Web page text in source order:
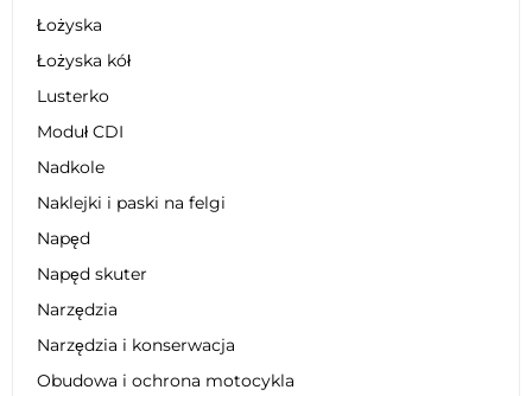
Łożyska
Łożyska kół
Lusterko
Moduł CDI
Nadkole
Naklejki i paski na felgi
Napęd
Napęd skuter
Narzędzia
Narzędzia i konserwacja
Obudowa i ochrona motocykla